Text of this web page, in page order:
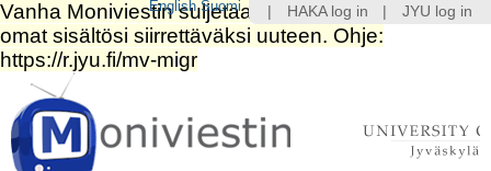
Siirry
sisältöön.
|
Siirry
navigointiin
HAKA log in JYU log in
English Suomi